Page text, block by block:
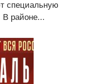
специальную
районе...